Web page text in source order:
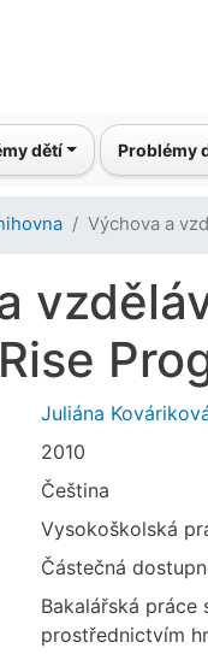
dětí Problémy
Výchova a
Juliána
2010
Čeština
Vysokoškolská
Částečná
Bakalářská práce
prostřednictvím